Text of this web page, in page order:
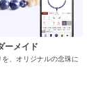
ーメイド
、オリジナルの念珠に